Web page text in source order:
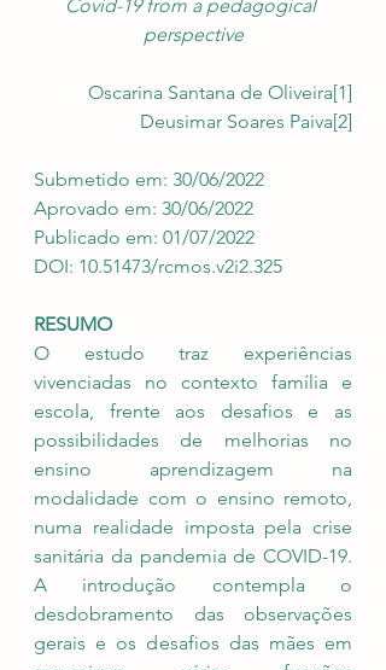
Covid-19 from a pedagogical
perspective
Oscarina Santana de Oliveira[1]
Deusimar Soares Paiva[2]
Submetido em: 30/06/2022
Aprovado em: 30/06/2022
Publicado em: 01/07/2022
DOI: 10.51473/rcmos.v2i2.325
RESUMO
O estudo traz experiências
vivenciadas no contexto família e
escola, frente aos desafios e as
possibilidades de melhorias no
ensino aprendizagem na
modalidade com o ensino remoto,
numa realidade imposta pela crise
sanitária da pandemia de COVID-19.
A introdução contempla o
desdobramento das observações
gerais e os desafios das mães em